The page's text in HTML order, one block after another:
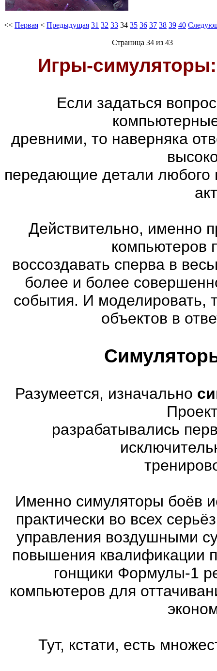
<< Первая < Предыдущая 31 32 33 34 35 36 37 38 39 40
Страница 34 из 43
Игры-
Если задаться
древними, то наверняка
передающие детали любого
Действительно, именно
компьютеров
воссоздавать сперва в
более и более
события. И моделировать,
объектов в
Разумеется, изначально
разрабатывались
Именно симуляторы боёв
практически во всех
управления воздушными
повышения квалификации
гонщики Формулы-1
компьютеров для
Тут, кстати, есть